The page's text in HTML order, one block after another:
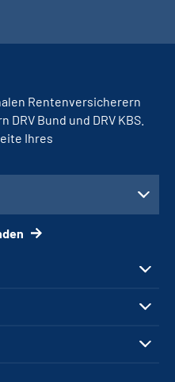
Rentenversicherern
Bund und DRV KBS.
Ihres